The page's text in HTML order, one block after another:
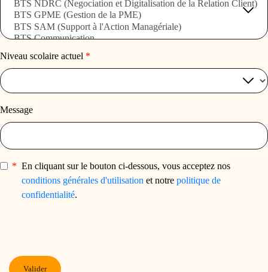
Niveau scolaire actuel *
Message
* En cliquant sur le bouton ci-dessous, vous acceptez nos
conditions générales d'utilisation et notre politique de
confidentialité.
Valider